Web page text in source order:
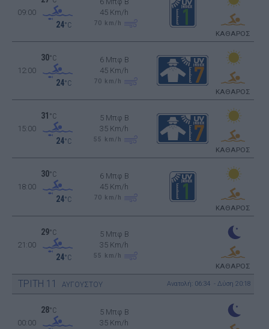
09:00
24°C
45 Km/h
70 km/h
ΚΑΘΑΡΟΣ
12:00
30°C
24°C
6 Μπφ B
45 Km/h
70 km/h
ΚΑΘΑΡΟΣ
15:00
31 °C
24°C
5 Μπφ B
35 Km/h
55 km/h
ΚΑΘΑΡΟΣ
18:00
30°C
24°C
6 Μπφ B
45 Km/h
70 km/h
ΚΑΘΑΡΟΣ
21:00
29°C
24°C
5 Μπφ B
35 Km/h
55 km/h
ΚΑΘΑΡΟΣ
ΤΡΙΤΗ 11 ΑΥΓΟΥΣΤΟΥ Ανατολή: 06:34 - Δύση 20:18
00:00
28°C
5 Μπφ B
35 Km/h